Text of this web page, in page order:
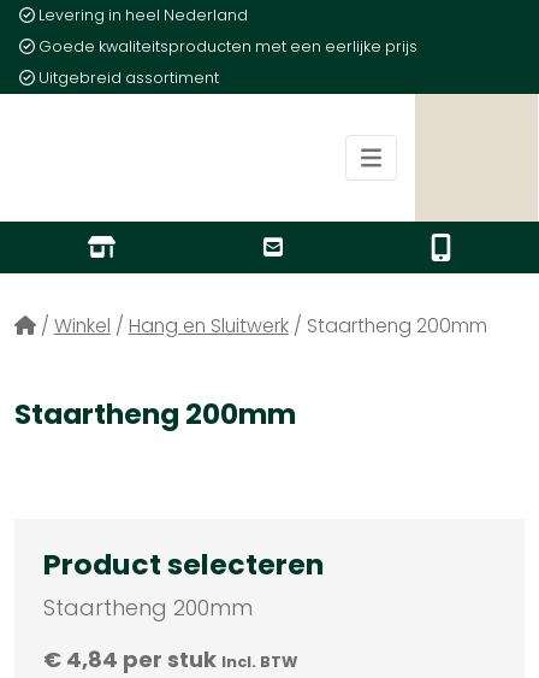
Levering in heel Nederland
Goede kwaliteitsproducten met een eerlijke prijs
Uitgebreid assortiment
/ Winkel / Hang en Sluitwerk / Staartheng 200mm
Staartheng 200mm
Product selecteren
Staartheng 200mm
€ 4,84 per stuk Incl. BTW